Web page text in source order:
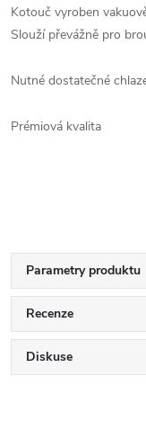
Kotouč vyroben
Slouží převážně pro
Nutné dostatečné
Prémiová kvalita
Parametry produktu
Recenze
Diskuse